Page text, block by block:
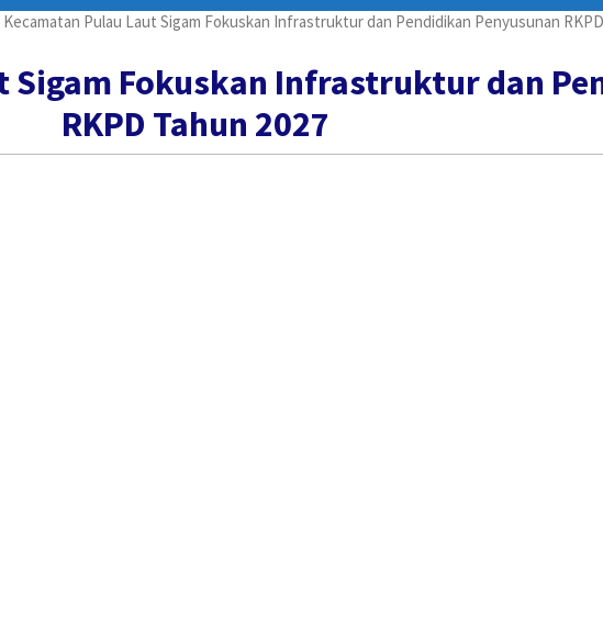
Pulau Laut Sigam Fokuskan Infrastruktur dan Pendidikan Penyusunan
Sigam Fokuskan Infrastruktur dan
RKPD Tahun 2027